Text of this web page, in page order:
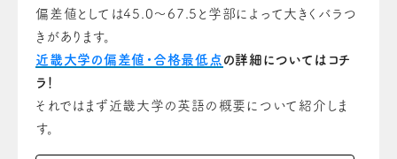
偏差値としては45.0～67.5と学部によって大きくバラつ
きがあります。
近畿大学の偏差値・合格最低点 の詳細についてはコチ
ラ！
それではまず近畿大学の英語の概要について紹介しま
す。